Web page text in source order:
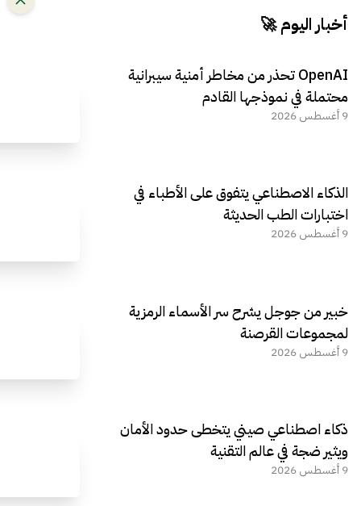
أخبار اليوم 🚀
OpenAI تحذر من مخاطر أمنية سيبرانية
محتملة في نموذجها القادم
9 أغسطس 2026
الذكاء الاصطناعي يتفوق على الأطباء في
اختبارات الطب الحديثة
9 أغسطس 2026
خبير من جوجل يشرح سر الأسماء الرمزية
لمجموعات القرصنة
9 أغسطس 2026
ذكاء اصطناعي صيني يتخطى حدود الأمان
ويثير ضجة في عالم التقنية
9 أغسطس 2026